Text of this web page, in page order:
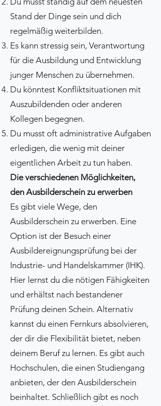
Stand der Dinge sein und dich
regelmäßig weiterbilden.
Es kann stressig sein, Verantwortung
für die Ausbildung und Entwicklung
junger Menschen zu übernehmen.
Du könntest Konfliktsituationen mit
Auszubildenden oder anderen
Kollegen begegnen.
Du musst oft administrative Aufgaben
erledigen, die wenig mit deiner
eigentlichen Arbeit zu tun haben.
Die verschiedenen Möglichkeiten,
den Ausbilderschein zu erwerben
Es gibt viele Wege, den
Ausbilderschein zu erwerben. Eine
Option ist der Besuch einer
Ausbildereignungsprüfung bei der
Industrie- und Handelskammer (IHK).
Hier lernst du die nötigen Fähigkeiten
und erhältst nach bestandener
Prüfung deinen Schein. Alternativ
kannst du einen Fernkurs absolvieren,
der dir die Flexibilität bietet, neben
deinem Beruf zu lernen. Es gibt auch
Hochschulen, die einen Studiengang
anbieten, der den Ausbilderschein
beinhaltet. Schließlich gibt es noch